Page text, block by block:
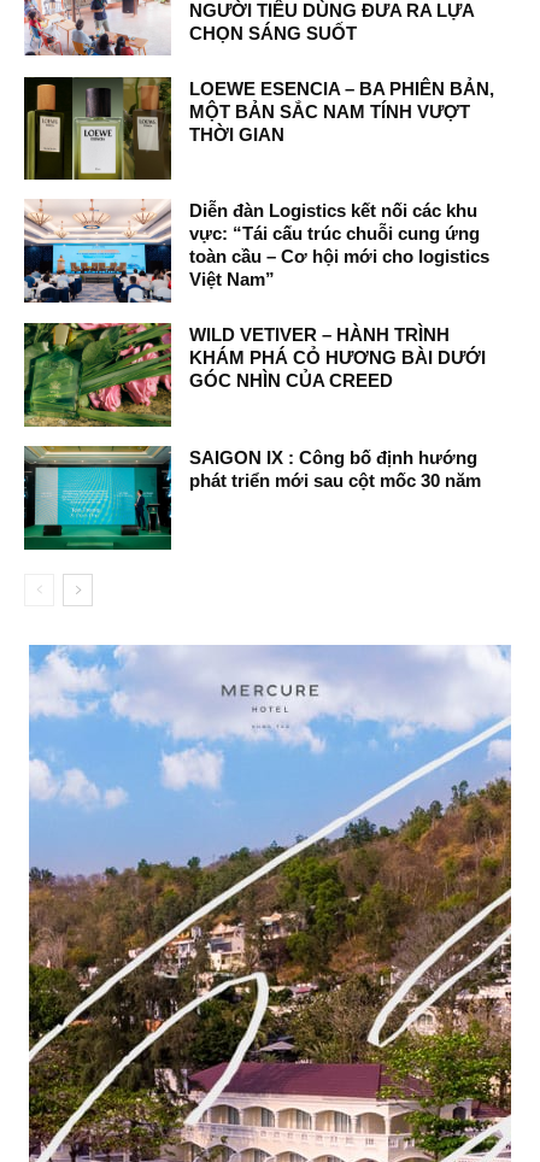
NGƯỜI TIÊU DÙNG ĐƯA RA LỰA
CHỌN SÁNG SUỐT
LOEWE ESENCIA – BA PHIÊN BẢN,
MỘT BẢN SẮC NAM TÍNH VƯỢT
THỜI GIAN
Diễn đàn Logistics kết nối các khu
vực: “Tái cấu trúc chuỗi cung ứng
toàn cầu – Cơ hội mới cho logistics
Việt Nam”
WILD VETIVER – HÀNH TRÌNH
KHÁM PHÁ CỎ HƯƠNG BÀI DƯỚI
GÓC NHÌN CỦA CREED
SAIGON IX : Công bố định hướng
phát triển mới sau cột mốc 30 năm